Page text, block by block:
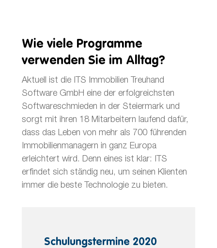
Wie viele Programme
verwenden Sie im Alltag?
Aktuell ist die ITS Immobilien Treuhand
Software GmbH eine der erfolgreichsten
Softwareschmieden in der Steiermark und
sorgt mit ihren 18 Mitarbeitern laufend dafür,
dass das Leben von mehr als 700 führenden
Immobilienmanagern in ganz Europa
erleichtert wird. Denn eines ist klar: ITS
erfindet sich ständig neu, um seinen Klienten
immer die beste Technologie zu bieten.
Schulungstermine 2020